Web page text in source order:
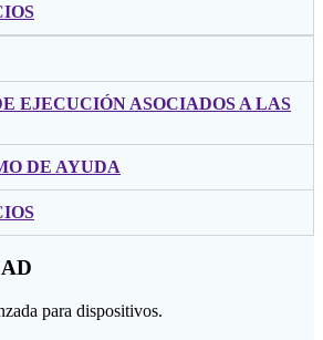
EJECUCIÓN ASOCIADOS A LAS
DE AYUDA
para dispositivos.